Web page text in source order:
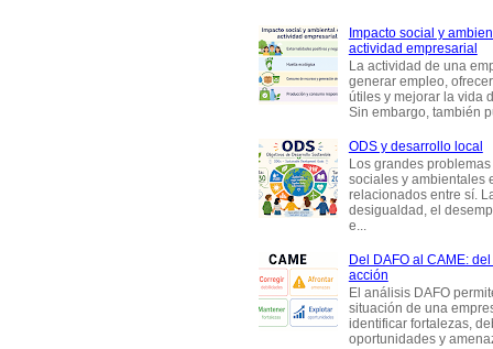
Impacto social y
actividad empresarial
La actividad de una
generar empleo,
útiles y mejorar la vida
Sin embargo, también
ODS y desarrollo local
Los grandes
sociales y ambientales
relacionados entre sí.
desigualdad, el
e...
Del DAFO al CAME:
acción
El análisis DAFO
situación de una
identificar fortalezas,
oportunidades y